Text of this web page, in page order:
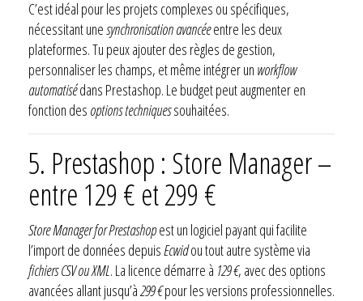
C’est idéal pour les projets complexes ou spécifiques,
nécessitant unesynchronisation avancéeentre les deux
plateformes. Tu peux ajouter des règles de gestion,
personnaliser les champs, et même intégrer un workflow
automatisédans Prestashop. Le budget peut augmenter en
fonction des options techniquessouhaitées.
5. Prestashop : Store Manager –
entre 129 € et 299 €
Store Manager for Prestashopest un logiciel payant qui facilite
l’import de données depuisEcwidou tout autre système via
fichiers CSV ou XML. La licence démarre à 129 €, avec des options
avancées allant jusqu’à299 €pour les versions professionnelles.